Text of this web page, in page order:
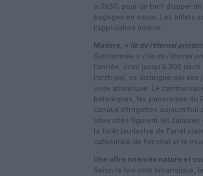
à 3h30, pour un tarif d’appel
bagages en soute. Les billets
l’application mobile.
Madère, « île de l’éternel
Surnommée « l’île de l’éternel
l’année, avec jusqu’à 300
l’archipel, se distingue par
vivre atlantique. Le
botaniques, les panoramas du
canaux d’irrigation
sites cités figurent les falaises
la forêt laurisylve de Fanal
cathédrale de Funchal et le
Une offre orientée nature et
Selon la low cost britannique,